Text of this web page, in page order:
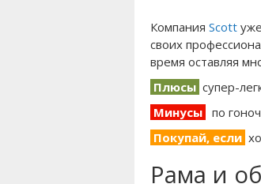
Компания Scott
своих
время оставляя
Плюсы супер-
Минусы по
Покупай, если
Рама и